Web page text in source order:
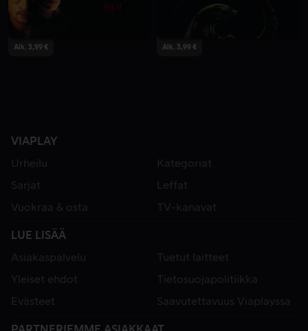
Alk. 3,99 € Alk. 3,99 €
VIAPLAY
Urheilu
Kategoriat
Sarjat
Leffat
Vuokraa & osta
TV-kanavat
LUE LISÄÄ
Asiakaspalvelu
Tuetut laitteet
Yleiset ehdot
Tietosuojapolitiikka
Evästeet
Saavutettavuus Viaplayssa